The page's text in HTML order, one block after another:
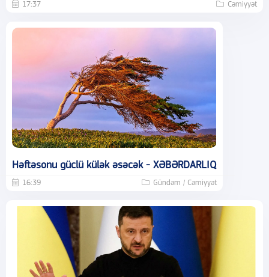
17:37 Cəmiyyət
Həftəsonu güclü külək əsəcək - XƏBƏRDARLIQ
16:39 Gündəm / Cəmiyyət